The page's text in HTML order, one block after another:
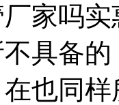
家吗
具备
也同